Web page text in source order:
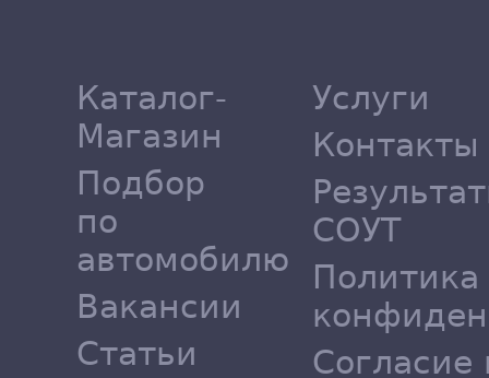
Каталог-
Магазин
Подбор
по
автомобилю
Вакансии
Статьи
Услуги
Контакты
СОУТ
Политика
Согласие